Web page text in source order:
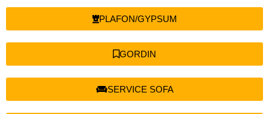
PLAFON/GYPSUM
GORDIN
SERVICE SOFA